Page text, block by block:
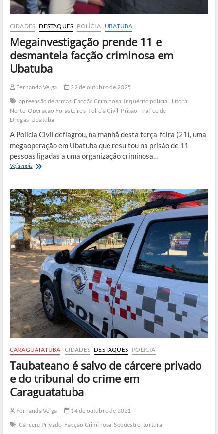
CIDADES DESTAQUES POLÍCIA UBATUBA
Megainvestigação prende 11 e
desmantela facção criminosa em
Ubatuba
Fernanda Veiga
22 de outubro de 2025
apreensão de armas Facção Criminosa Inquérito policial Litoral
Norte Operação Forasteiros Polícia Civil Prisão Tráfico de
Drogas Ubatuba
A Polícia Civil deflagrou, na manhã desta terça-feira (21), uma
megaoperação em Ubatuba que resultou na prisão de 11
pessoas ligadas a uma organização criminosa…
Veja maisMegainvestigação
e
desmantela
facção
criminosa
em
Ubatuba
CARAGUATATUBA CIDADES DESTAQUES POLÍCIA
Taubateano é salvo de cárcere privado
e do tribunal do crime em
Caraguatatuba
Fernanda Veiga
14 de outubro de 2021
Cárcere Privado Facção Criminosa Sequestro tortura